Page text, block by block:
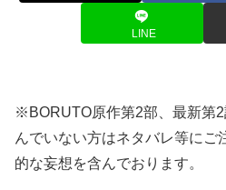
LINE
※BORUTO原作第2部、最新第
んでいない方はネタバレ等にご
的な妄想を含んでおります。